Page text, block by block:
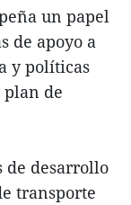
un papel
de apoyo a
y políticas
plan de
de desarrollo
transporte